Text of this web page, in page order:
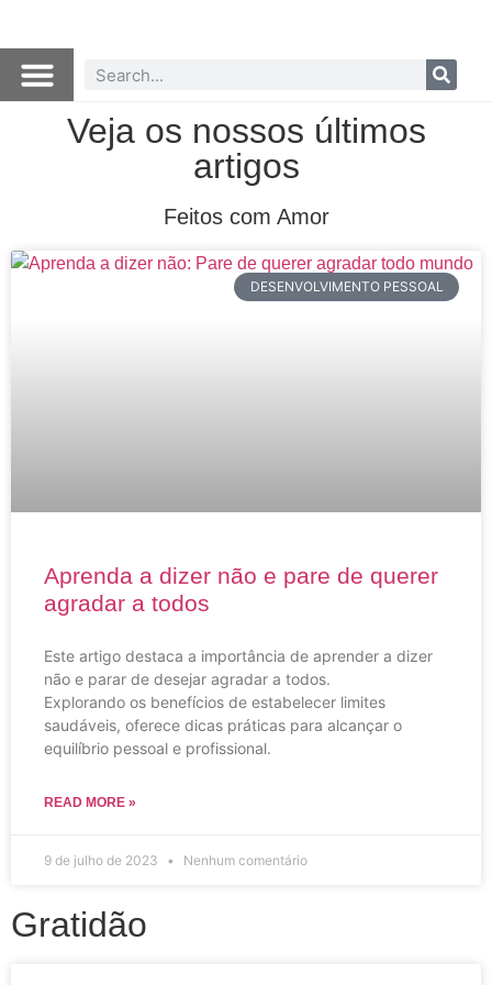
Veja os nossos últimos
artigos
Feitos com Amor
DESENVOLVIMENTO PESSOAL
Aprenda a dizer não e pare de querer
agradar a todos
Este artigo destaca a importância de aprender a dizer
não e parar de desejar agradar a todos.
Explorando os benefícios de estabelecer limites
saudáveis, oferece dicas práticas para alcançar o
equilíbrio pessoal e profissional.
READ MORE »
9 de julho de 2023 Nenhum comentário
Gratidão